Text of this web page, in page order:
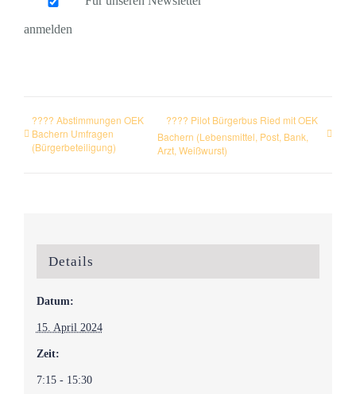
anmelden
???? Abstimmungen OEK
Bachern Umfragen
(Bürgerbeteiligung)
???? Pilot Bürgerbus Ried mit OEK
Bachern (Lebensmittel, Post, Bank,
Arzt, Weißwurst)
Details
Datum:
15. April 2024
Zeit:
7:15 - 15:30